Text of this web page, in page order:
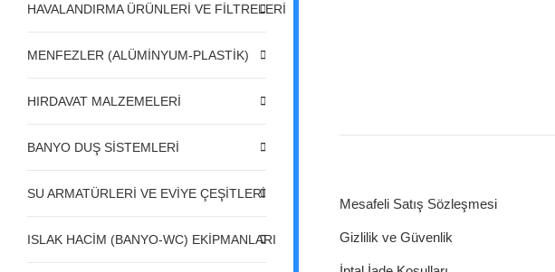
HAVALANDIRMA ÜRÜNLERİ VE FİLTRELERİ
MENFEZLER (ALÜMİNYUM-PLASTİK)
HIRDAVAT MALZEMELERİ
BANYO DUŞ SİSTEMLERİ
SU ARMATÜRLERİ VE EVİYE ÇEŞİTLERİ
ISLAK HACİM (BANYO-WC) EKİPMANLARI
Mesafeli Satış Sözleşmesi
Gizlilik ve Güvenlik